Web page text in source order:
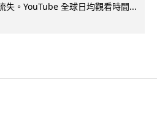
失。YouTube 全球日均觀看時間...